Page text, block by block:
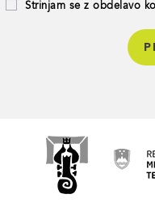
Strinjam se z obdelavo